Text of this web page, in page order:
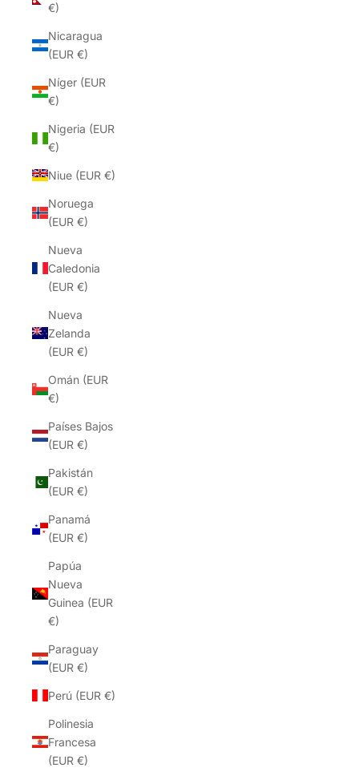
€)
Nicaragua
(EUR €)
Níger (EUR
€)
Nigeria (EUR
€)
Niue (EUR €)
Noruega
(EUR €)
Nueva
Caledonia
(EUR €)
Nueva
Zelanda
(EUR €)
Omán (EUR
€)
Países Bajos
(EUR €)
Pakistán
(EUR €)
Panamá
(EUR €)
Papúa
Nueva
Guinea (EUR
€)
Paraguay
(EUR €)
Perú (EUR €)
Polinesia
Francesa
(EUR €)